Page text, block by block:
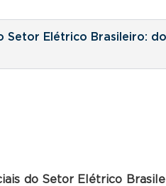
Setor Elétrico Brasileiro:
do Setor Elétrico